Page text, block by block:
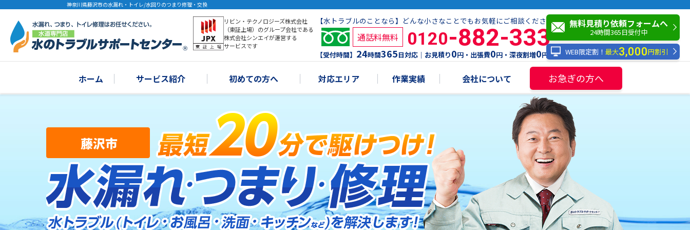
神奈川県藤沢市の水漏れ・トイレ/水回りのつまり修理・交換
リビン・テクノロジーズ株式会社
（東証上場）のグループ会社である
株式会社シンエイが運営する
サービスです
【水トラブルのことなら】どんな小さなことでもお気軽にご相談ください！
通話料無料 0120-882-333
【受付時間】 24時間365日対応｜お見積り0円・出張費0円・深夜割増0円
無料見積り依頼フォームへ
24時間365日受付中
WEB限定割！ 最大3,000円割引
ホーム サービス紹介 初めての方へ 対応エリア 作業実績 会社について お急ぎの方へ
藤沢市